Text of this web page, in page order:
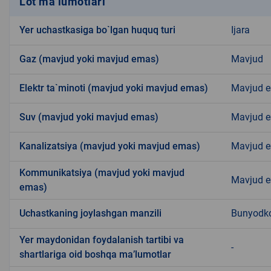
Yer uchastkasiga bo`lgan huquq turi Ijara
Gaz (mavjud yoki mavjud emas) Mavjud
Elektr ta`minoti (mavjud yoki mavjud emas) Mavjud
Suv (mavjud yoki mavjud emas) Mavjud
Kanalizatsiya (mavjud yoki mavjud emas) Mavjud
Kommunikatsiya (mavjud yoki mavjud
emas)
Mavjud
Uchastkaning joylashgan manzili
Yer maydonidan foydalanish tartibi va
shartlariga oid boshqa ma’lumotlar
-